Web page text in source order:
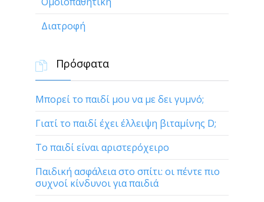
Διατροφή
 Πρόσφατα
Μπορεί το παιδί μου να με δει γυμνό;
Γιατί το παιδί έχει έλλειψη βιταμίνης D;
Το παιδί είναι αριστερόχειρο
Παιδική ασφάλεια στο σπίτι: οι πέντε πιο
συχνοί κίνδυνοι για παιδιά